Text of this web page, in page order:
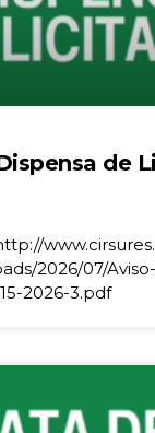
de
2026/07/
2026-3.pdf